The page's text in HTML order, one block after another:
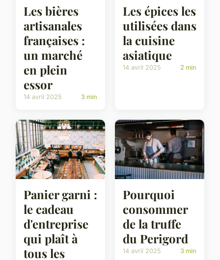
Les bières
artisanales
françaises :
un marché
en plein
essor
14 avril 2025 3 min
Les épices les
utilisées dans
la cuisine
asiatique
14 avril 2025 2 min
Panier garni :
le cadeau
d'entreprise
qui plaît à
tous les
Pourquoi
consommer
de la truffe
du Perigord
14 avril 2025 3 min